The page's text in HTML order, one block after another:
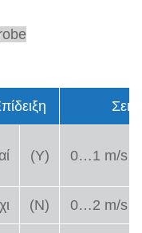
(Y) 0…1 m/s
(Ν) 0…2 m/s